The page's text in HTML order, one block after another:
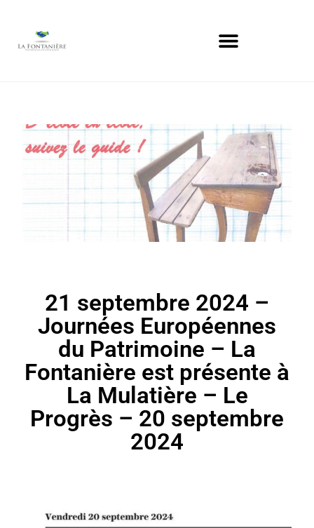
21 septembre 2024 –
Journées Européennes
du Patrimoine – La
Fontanière est présente à
La Mulatière – Le
Progrès – 20 septembre
2024